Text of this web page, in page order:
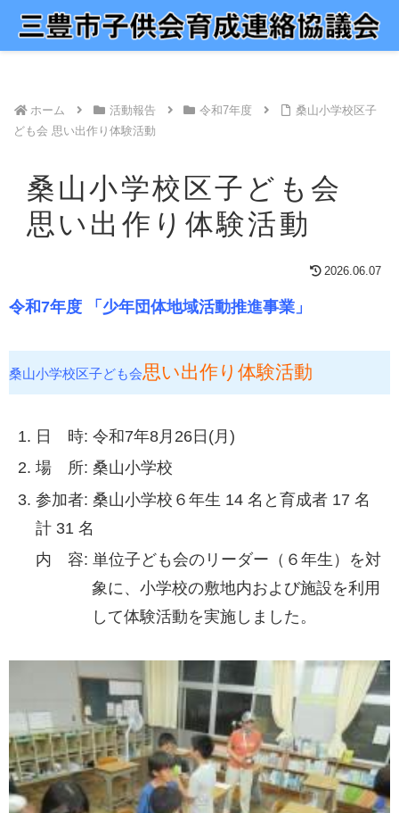
ホーム 活動報告 令和7年度
桑山小学校区子
ども会 思い出作り体験活動
桑山小学校区子ども会
思い出作り体験活動
2026.06.07
令和7年度 「少年団体地域活動推進事業」
桑山小学校区子ども会思い出作り体験活動
日 時: 令和7年8月26日(月)
場 所: 桑山小学校
参加者: 桑山小学校６年生 14 名と育成者 17 名
計 31 名
内 容: 単位子ども会のリーダー（６年生）を対
象に、小学校の敷地内および施設を利用
して体験活動を実施しました。